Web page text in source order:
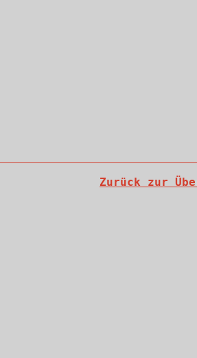
Zurück zur